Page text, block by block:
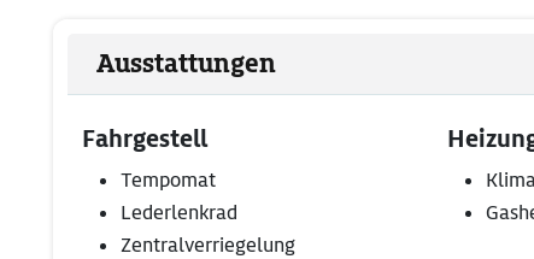
Ausstattungen
Fahrgestell
Tempomat
Lederlenkrad
Zentralverriegelung